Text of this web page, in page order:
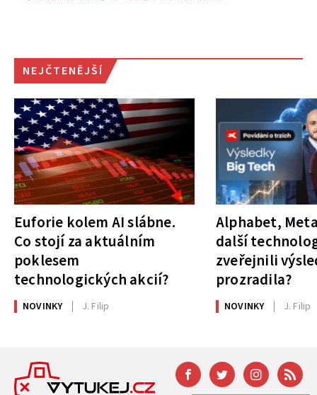
NEJČTENĚJŠÍ
Euforie kolem AI slábne.
Co stojí za aktuálním
poklesem
technologických akcií?
NOVINKY J. Filip
Alphabet,
další
zveřejnili
prozradila?
NOVINKY J. Filip